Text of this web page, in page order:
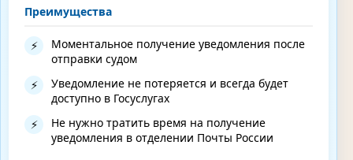
Преимущества
⚡
Моментальное получение уведомления после
отправки судом
⚡
Уведомление не потеряется и всегда будет
доступно в Госуслугах
⚡
Не нужно тратить время на получение
уведомления в отделении Почты России